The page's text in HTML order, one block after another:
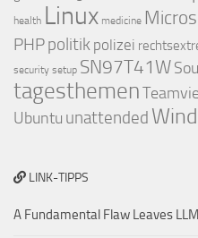
health Linux medicine
PHPpolitik polizei
security setup SN97T41W
tagesthemen
Ubuntu unattended
LINK-TIPPS
A Fundamental Flaw Leaves